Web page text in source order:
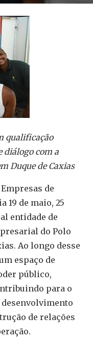
qualificação
diálogo com a
Duque de Caxias
de
19 de maio, 25
entidade de
do Polo
Ao longo desse
espaço de
público,
para o
de relações